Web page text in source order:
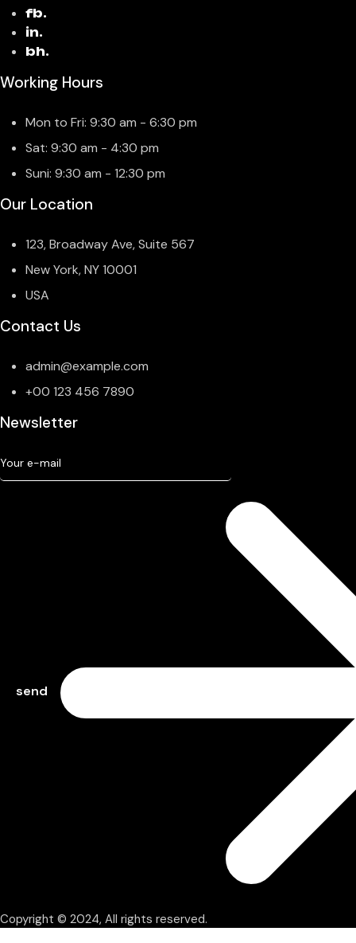
fb.
in.
bh.
Working Hours
Mon to Fri: 9:30 am - 6:30 pm
Sat: 9:30 am - 4:30 pm
Suni: 9:30 am - 12:30 pm
Our Location
123, Broadway Ave, Suite 567
New York, NY 10001
USA
Contact Us
admin@example.com
+00 123 456 7890
Newsletter
send
Copyright © 2024, All rights reserved.